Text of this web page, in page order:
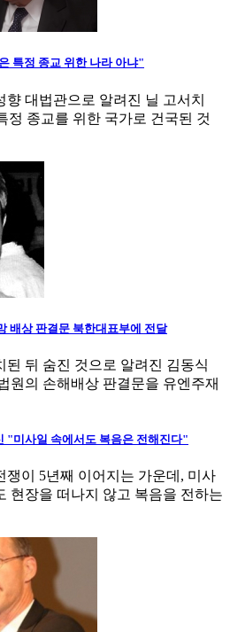
특정 종교 위한 나라 아냐"
대법관으로 알려진 닐 고서치
정 종교를 위한 국가로 건국된 것
배상 판결문 북한대표부에 전달
된 뒤 숨진 것으로 알려진 김동식
원의 손해배상 판결문을 유엔주재
"미사일 속에서도 복음은 전해진다"
쟁이 5년째 이어지는 가운데, 미사
현장을 떠나지 않고 복음을 전하는